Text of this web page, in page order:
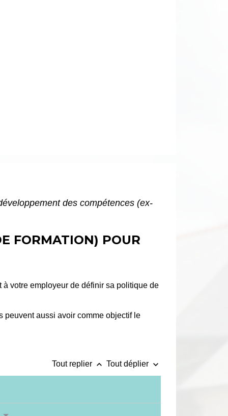
des compétences (ex-
FORMATION) POUR
votre employeur de définir sa politique de
peuvent aussi avoir comme objectif le
Tout replier keyboard_arrow_up Tout déplier keyboard_arrow_down